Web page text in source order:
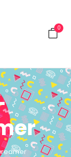
0